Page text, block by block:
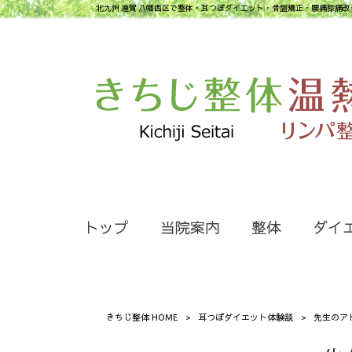
北九州 遠賀 八幡西区で整体・耳つぼダイエット・骨盤矯正・腰痛膝痛改
トップ 当院案内 整体 ダイ
きちじ整体 HOME > 耳つぼダイエット体験談 > 先生のア